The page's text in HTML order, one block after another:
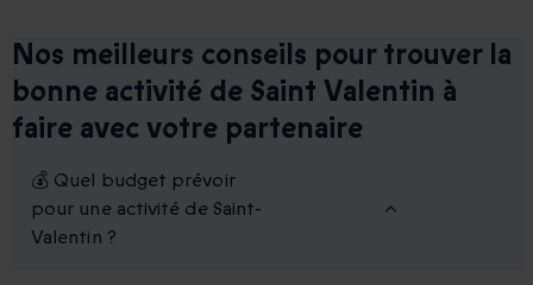
Nos meilleurs conseils pour trouver la
bonne activité de Saint Valentin à
faire avec votre partenaire
💰 Quel budget prévoir
pour une activité de Saint-
Valentin ?